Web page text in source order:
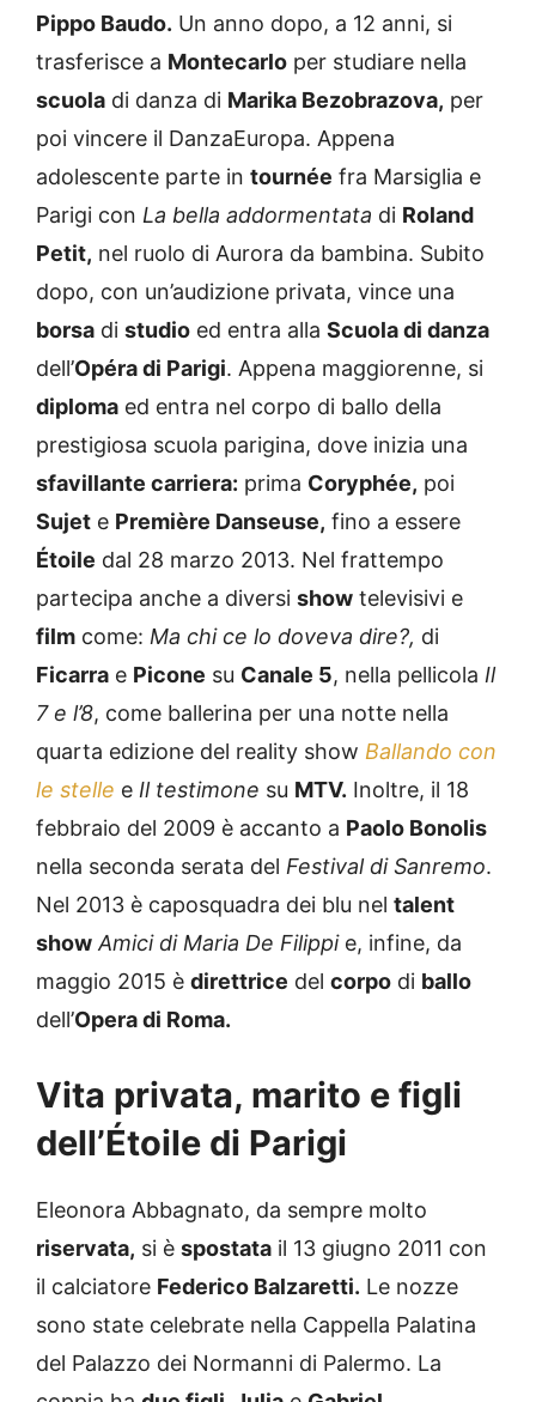
Pippo Baudo. Un anno dopo, a 12 anni, si
trasferisce a Montecarlo per studiare nella
scuola di danza di Marika Bezobrazova, per
poi vincere il DanzaEuropa. Appena
adolescente parte in tournée fra Marsiglia e
Parigi con La bella addormentata di Roland
Petit, nel ruolo di Aurora da bambina. Subito
dopo, con un’audizione privata, vince una
borsa di studio ed entra alla Scuola di danza
dell’Opéra di Parigi. Appena maggiorenne, si
diploma ed entra nel corpo di ballo della
prestigiosa scuola parigina, dove inizia una
sfavillante carriera: prima Coryphée, poi
Sujet e Première Danseuse, fino a essere
Étoile dal 28 marzo 2013. Nel frattempo
partecipa anche a diversi show televisivi e
film come: Ma chi ce lo doveva dire?, di
Ficarra e Picone su Canale 5, nella pellicola Il
7 e l’8, come ballerina per una notte nella
quarta edizione del reality show Ballando con
le stelle e Il testimone su MTV. Inoltre, il 18
febbraio del 2009 è accanto a Paolo Bonolis
nella seconda serata del Festival di Sanremo.
Nel 2013 è caposquadra dei blu nel talent
show Amici di Maria De Filippie, infine, da
maggio 2015 è direttrice del corpo di ballo
dell’Opera di Roma.
Vita privata, marito e figli
dell’Étoile di Parigi
Eleonora Abbagnato, da sempre molto
riservata, si è spostata il 13 giugno 2011 con
il calciatore Federico Balzaretti. Le nozze
sono state celebrate nella Cappella Palatina
del Palazzo dei Normanni di Palermo. La